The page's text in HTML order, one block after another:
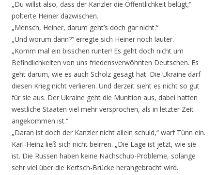
„Du willst also, dass der Kanzler die Öffentlichkeit belügt;“
polterte Heiner dazwischen.
„Mensch, Heiner, darum geht’s doch gar nicht.“
„Und worum dann?“ erregte sich Heiner noch lauter.
„Komm mal ein bisschen runter! Es geht doch nicht um
Befindlichkeiten von uns friedensverwöhnten Deutschen. Es
geht darum, wie es auch Scholz gesagt hat: Die Ukraine darf
diesen Krieg nicht verlieren. Und derzeit sieht es nicht so gut
für sie aus. Der Ukraine geht die Munition aus, dabei hatten
westliche Staaten viel mehr versprochen, als in letzter Zeit
angekommen ist.“
„Daran ist doch der Kanzler nicht allein schuld,“ warf Tünn ein.
Karl-Heinz ließ sich nicht beirren. „Die Lage ist jetzt, wie sie
ist. Die Russen haben keine Nachschub-Probleme, solange
sehr viel über die Kertsch-Brücke herangebracht wird.